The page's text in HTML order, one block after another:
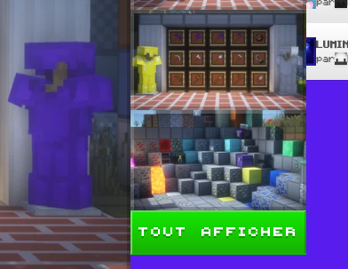
Tout afficher
par